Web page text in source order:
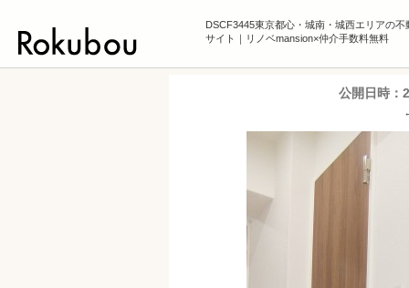
DSCF3445東京都心・城南・城西エリアの不
サイト｜リノベmansion×仲介手数料無料
公開日時：